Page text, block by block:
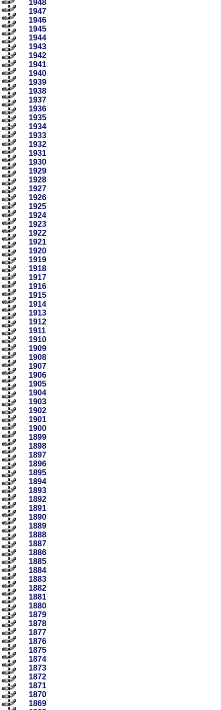
1948
1947
1946
1945
1944
1943
1942
1941
1940
1939
1938
1937
1936
1935
1934
1933
1932
1931
1930
1929
1928
1927
1926
1925
1924
1923
1922
1921
1920
1919
1918
1917
1916
1915
1914
1913
1912
1911
1910
1909
1908
1907
1906
1905
1904
1903
1902
1901
1900
1899
1898
1897
1896
1895
1894
1893
1892
1891
1890
1889
1888
1887
1886
1885
1884
1883
1882
1881
1880
1879
1878
1877
1876
1875
1874
1873
1872
1871
1870
1869